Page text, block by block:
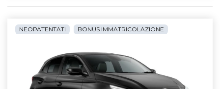
NEOPATENTATI BONUS IMMATRICOLAZIONE